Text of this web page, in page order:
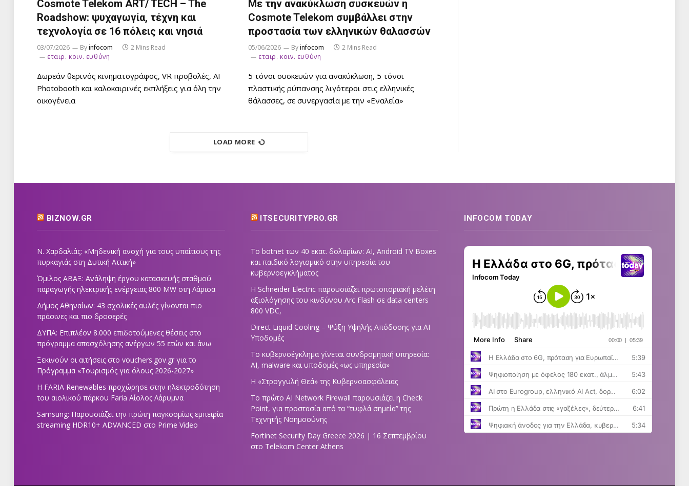
Cosmote Telekom ART/ TECH – The
Roadshow: ψυχαγωγία, τέχνη και
τεχνολογία σε 16 πόλεις και νησιά
03/07/2026 Byinfocom
2 Mins Read
εταιρ. κοιν. ευθύνη
Δωρεάν θερινός κινηματογράφος, VR προβολές, AI
Photobooth και καλοκαιρινές εκπλήξεις για όλη την
οικογένεια
Με την ανακύκλωση συσκευών η
Cosmote Telekom συμβάλλει στην
προστασία των ελληνικών θαλασσών
05/06/2026 Byinfocom
2 Mins Read
εταιρ. κοιν. ευθύνη
5 τόνοι συσκευών για ανακύκλωση, 5 τόνοι
πλαστικής ρύπανσης λιγότεροι στις ελληνικές
θάλασσες, σε συνεργασία με την «Εναλεία»
LOAD MORE
BIZNOW.GR
Ν. Χαρδαλιάς: «Μηδενική ανοχή για τους υπαίτιους της
πυρκαγιάς στη Δυτική Αττική»
Όμιλος ΑΒΑΞ: Ανάληψη έργου κατασκευής σταθμού
παραγωγής ηλεκτρικής ενέργειας 800 ΜW στη Λάρισα
Δήμος Αθηναίων: 43 σχολικές αυλές γίνονται πιο
πράσινες και πιο δροσερές
ΔΥΠΑ: Επιπλέον 8.000 επιδοτούμενες θέσεις στο
πρόγραμμα απασχόλησης ανέργων 55 ετών και άνω
Ξεκινούν οι αιτήσεις στο vouchers.gov.gr για το
Πρόγραμμα «Τουρισμός για όλους 2026-2027»
Η FARIA Renewables προχώρησε στην ηλεκτροδότηση
του αιολικού πάρκου Faria Αίολος Λάρυμνα
Samsung: Παρουσιάζει την πρώτη παγκοσμίως εμπειρία
streaming HDR10+ ADVANCED στο Prime Video
ITSECURITYPRO.GR
Το botnet των 40 εκατ. δολαρίων: AI, Android TV Boxes
και παιδικό λογισμικό στην υπηρεσία του
κυβερνοεγκλήματος
Η Schneider Electric παρουσιάζει πρωτοποριακή μελέτη
αξιολόγησης του κινδύνου Arc Flash σε data centers
800 VDC,
Direct Liquid Cooling – Ψύξη Υψηλής Απόδοσης για AI
Υποδομές
Το κυβερνοέγκλημα γίνεται συνδρομητική υπηρεσία:
AI, malware και υποδομές «ως υπηρεσία»
Η «Στρογγυλή Θεά» της Κυβερνοασφάλειας
Tο πρώτο AI Network Firewall παρουσιάζει η Check
Point, για προστασία από τα “τυφλά σημεία” της
Τεχνητής Νοημοσύνης
Fortinet Security Day Greece 2026 | 16 Σεπτεμβρίου
στο Telekom Center Athens
INFOCOM TODAY